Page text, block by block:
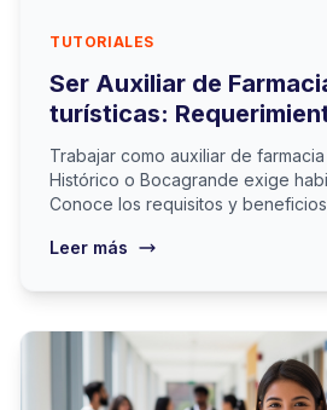
TUTORIALES
Ser Auxiliar de
turísticas:
Trabajar como auxiliar de
Histórico o Bocagrande exige
Conoce los requisitos y
Leer más